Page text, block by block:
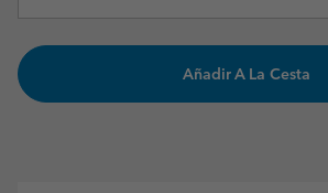
Añadir A La Cesta